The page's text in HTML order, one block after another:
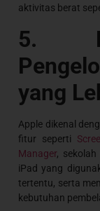
aktivitas berat
5.
yang
Apple dikenal
fitur seperti
Manager,
iPad yang
tertentu, serta
kebutuhan